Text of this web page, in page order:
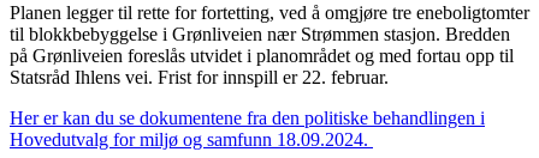
Planen legger til rette for fortetting, ved å omgjøre tre eneboligtomter
til blokkbebyggelse i Grønliveien nær Strømmen stasjon. Bredden
på Grønliveien foreslås utvidet i planområdet og med fortau opp til
Statsråd Ihlens vei. Frist for innspill er 22. februar.
Her er kan du se dokumentene fra den politiske behandlingen i
Hovedutvalg for miljø og samfunn 18.09.2024.